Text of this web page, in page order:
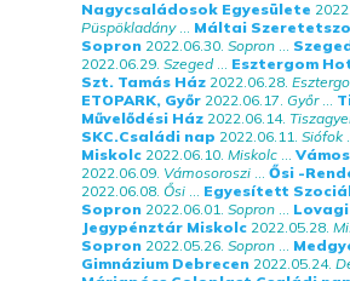
Nagycsaládosok Egyesülete
Püspökladány... Máltai
Sopron 2022.06.30. Sopron ...
2022.06.29. Szeged... Esztergom
Szt. Tamás Ház 2022.06.28.
ETOPARK, Győr 2022.06.17. Győr...
Művelődési Ház 2022.06.14.
SKC.Családi nap 2022.06.11. Siófok
Miskolc 2022.06.10. Miskolc ...
2022.06.09. Vámosoroszi ... Ősi -
2022.06.08. Ősi ... Egyesített
Sopron 2022.06.01. Sopron ...
Jegypénztár Miskolc 2022.05.28.
Sopron 2022.05.26. Sopron ...
Gimnázium Debrecen 2022.05.24.